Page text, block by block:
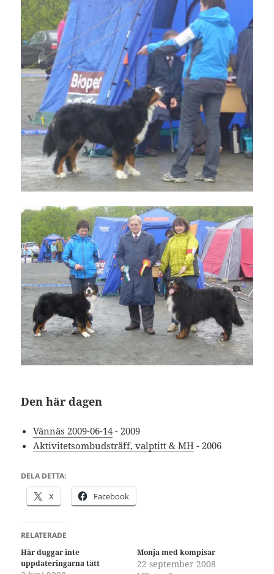
Den här dagen
Vännäs 2009-06-14- 2009
Aktivitetsombudsträff, valptitt & MH - 2006
DELA DETTA:
X Facebook
RELATERADE
Här duggar inte
uppdateringarna tätt
Monja med kompisar
22 september 2008